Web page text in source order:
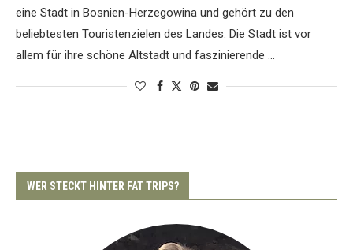
eine Stadt in Bosnien-Herzegowina und gehört zu den
beliebtesten Touristenzielen des Landes. Die Stadt ist vor
allem für ihre schöne Altstadt und faszinierende …
WER STECKT HINTER FAT TRIPS?